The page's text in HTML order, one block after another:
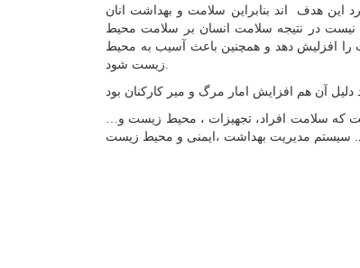
این هدف اند بنابراین سلامت و بهداشت انان
در نتیجه سلامت انسان بر سلامت محیط
را افزلیش دهد و همچنین باعث آسیب به محیط
زیست شود.
که سلامت افراد، تجهیزات ، محیط زیست و…